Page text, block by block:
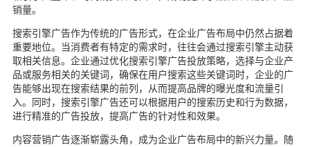
销量。
搜索引擎广告作为传统的广告形式，在企业广告布局中仍然占据着
重要地位。当消费者有特定的需求时，往往会通过搜索引擎主动获
取相关信息。企业通过优化搜索引擎广告投放策略，选择与企业产
品或服务相关的关键词，确保在用户搜索这些关键词时，企业的广
告能够出现在搜索结果的前列，从而提高品牌的曝光度和流量引
入。同时，搜索引擎广告还可以根据用户的搜索历史和行为数据，
进行精准的广告投放，提高广告的针对性和效果。
内容营销广告逐渐崭露头角，成为企业广告布局中的新兴力量。随